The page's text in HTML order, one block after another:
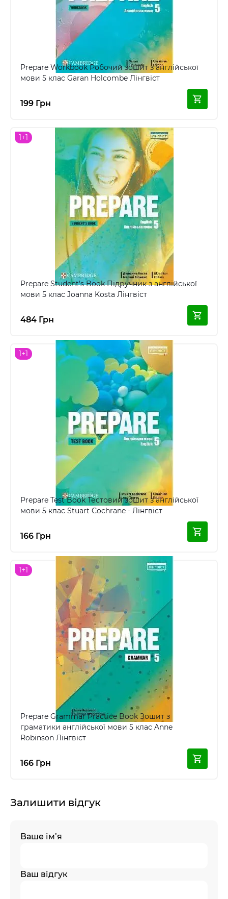
Prepare Workbook Робочий зошит з англійської
мови 5 клас Garan Holcombe Лінгвіст
199 Грн
1+1
Prepare Student's Book Підручник з англійської
мови 5 клас Joanna Kosta Лінгвіст
484 Грн
1+1
Prepare Test Book Тестовий зошит з англійської
мови 5 клас Stuart Cochrane - Лінгвіст
166 Грн
1+1
Prepare Grammar Practice Book Зошит з
граматики англійської мови 5 клас Anne
Robinson Лінгвіст
166 Грн
Залишити відгук
Ваше ім’я
Ваш відгук